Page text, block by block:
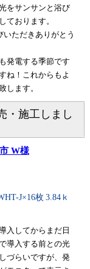
をサンサンと浴び
ております。
いただきありがとう
発電する季節です
ね！これからもよ
します。
・施工しまし
W様
J×16枚 3.84ｋ
入してからまだ日
導入する前との光
づらいですが、発